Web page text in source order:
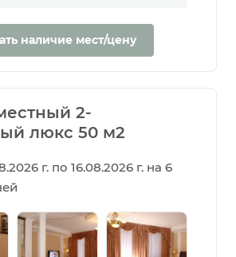
наличие мест/цену
2-
люкс 50 м2
г. по 16.08.2026 г. на 6